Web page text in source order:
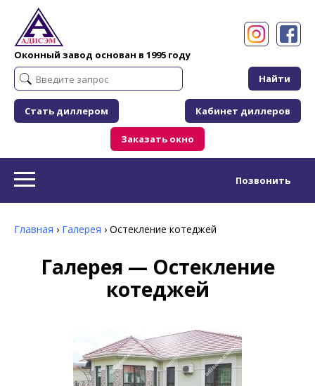
Оконный завод основан в 1995 году
Найти
Стать диллером Кабинет диллеров
Заказать окно
Позвонить
Главная › Галерея › Остекление котеджей
Галерея — Остекление
котеджей